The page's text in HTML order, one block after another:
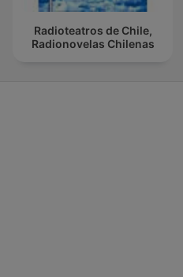
Radioteatros de Chile,
Radionovelas Chilenas